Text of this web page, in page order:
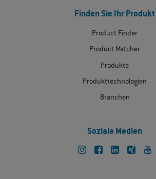
Finden Sie Ihr Produkt
Product Finder
Product Matcher
Produkte
Produkttechnologien
Branchen
Soziale Medien